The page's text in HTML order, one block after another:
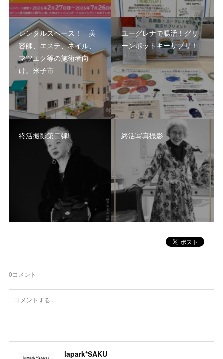
レンタルスペース！ 美
容師、エステ、ネイル、
マツエク等の施術者向
け。米子市
ユーグレナで腸活！グリ
ーンポットキーサプリ！
終活撮影第二弾! 終活写真撮影
0コメント
lapark*SAKU